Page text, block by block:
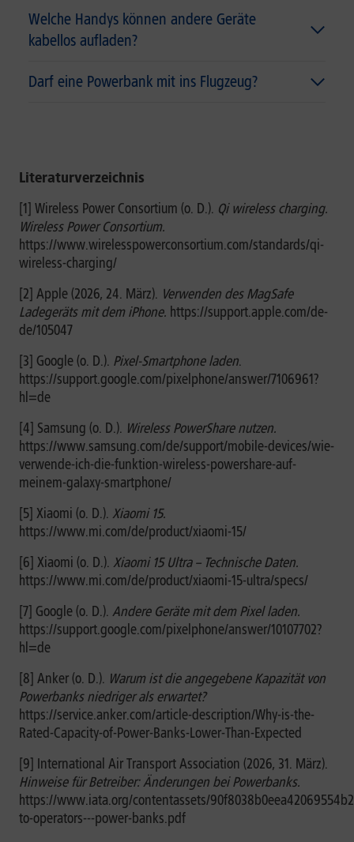
Welche Handys können andere Geräte
kabellos aufladen?
Darf eine Powerbank mit ins Flugzeug?
Literaturverzeichnis
[1] Wireless Power Consortium (o. D.). Qi wireless charging.
Wireless Power Consortium.
https://www.wirelesspowerconsortium.com/standards/qi-
wireless-charging/
[2] Apple (2026, 24. März). Verwenden des MagSafe
Ladegeräts mit dem iPhone. https://support.apple.com/de-
de/105047
[3] Google (o. D.). Pixel-Smartphone laden.
https://support.google.com/pixelphone/answer/7106961?
hl=de
[4] Samsung (o. D.). Wireless PowerShare nutzen.
https://www.samsung.com/de/support/mobile-devices/wie-
verwende-ich-die-funktion-wireless-powershare-auf-
meinem-galaxy-smartphone/
[5] Xiaomi (o. D.). Xiaomi 15.
https://www.mi.com/de/product/xiaomi-15/
[6] Xiaomi (o. D.). Xiaomi 15 Ultra – Technische Daten.
https://www.mi.com/de/product/xiaomi-15-ultra/specs/
[7] Google (o. D.). Andere Geräte mit dem Pixel laden.
https://support.google.com/pixelphone/answer/10107702?
hl=de
[8] Anker (o. D.). Warum ist die angegebene Kapazität von
Powerbanks niedriger als erwartet?
https://service.anker.com/article-description/Why-is-the-
Rated-Capacity-of-Power-Banks-Lower-Than-Expected
[9] International Air Transport Association (2026, 31. März).
Hinweise für Betreiber: Änderungen bei Powerbanks.
https://www.iata.org/contentassets/
to-operators---power-banks.pdf